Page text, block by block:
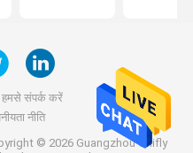
हमसे संपर्क करें
नीति
© 2026 Guangzhou Chifly